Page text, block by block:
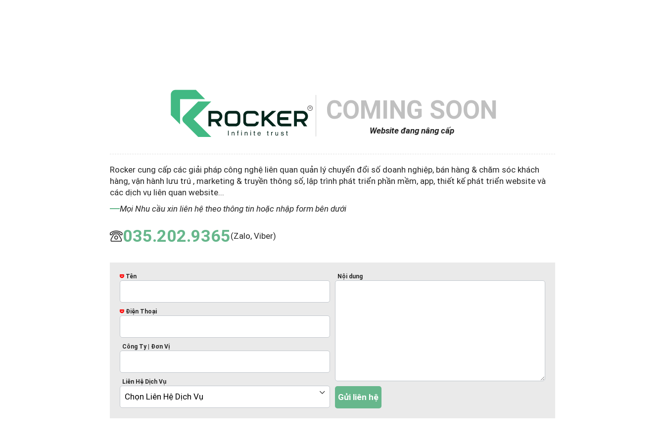
COMING SOON
Website đang nâng cấp
Rocker cung cấp các giải pháp công nghệ liên quan quản lý chuyển đổi số doanh nghiệp, bán hàng & chăm sóc khách
hàng, vận hành lưu trú , marketing & truyền thông số, lập trình phát triển phần mềm, app, thiết kế phát triển website và
các dịch vụ liên quan website...
Mọi Nhu cầu xin liên hệ theo thông tin hoặc nhập form bên dưới
035.202.9365(Zalo, Viber)
Tên
Điện Thoại
Công Ty | Đơn Vị
Liên Hệ Dịch Vụ
Nội dung
Gửi liên hệ